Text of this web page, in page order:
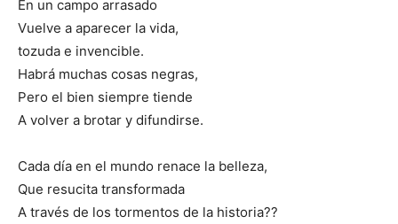
En un campo arrasado
Vuelve a aparecer la vida,
tozuda e invencible.
Habrá muchas cosas negras,
Pero el bien siempre tiende
A volver a brotar y difundirse.
Cada día en el mundo renace la belleza,
Que resucita transformada
A través de los tormentos de la historia??